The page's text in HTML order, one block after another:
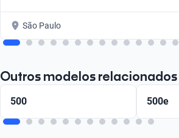
São Paulo
Outros modelos relacionados
500 500e